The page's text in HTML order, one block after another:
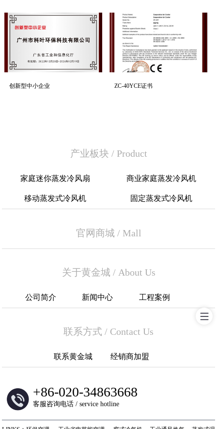
创新型中小企业 ZC-40YCE证书
产业板块 / Product
家庭迷你蒸发冷风扇 商业家庭蒸发冷风机
移动蒸发式冷风机 固定蒸发式冷风机
官网商城 / Mall
关于黄金城 / About Us
公司简介 新闻中心 工程案例
联系方式 / Contact Us
联系黄金城 经销商加盟
+86-020-34863668
客服咨询电话 / service hotline